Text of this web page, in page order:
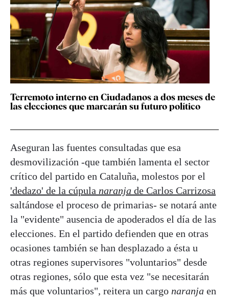
Terremoto interno en Ciudadanos a dos meses de
las elecciones que marcarán su futuro político
Aseguran las fuentes consultadas que esa
desmovilización -que también lamenta el sector
crítico del partido en Cataluña, molestos por el
'dedazo' de la cúpula naranja de Carlos Carrizosa
saltándose el proceso de primarias- se notará ante
la "evidente" ausencia de apoderados el día de las
elecciones. En el partido defienden que en otras
ocasiones también se han desplazado a ésta u
otras regiones supervisores "voluntarios" desde
otras regiones, sólo que esta vez "se necesitarán
más que voluntarios", reitera un cargo naranja en